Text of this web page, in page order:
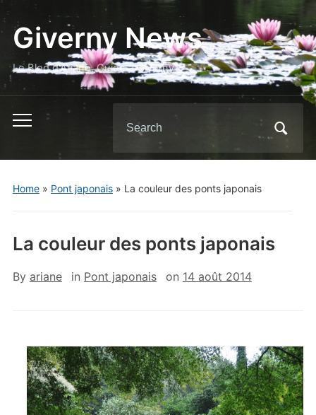
Giverny News
Le Blog d'Ariane, Guide à Giverny
Toggle
menu
for:
Home» Pont japonais» La couleur des ponts japonais
La couleur des ponts japonais
By ariane in Pont japonais on 14 août 2014